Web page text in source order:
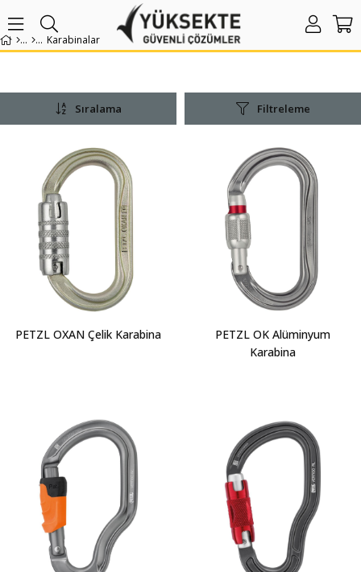
Karabinalar
Filtreleme
Sıralama
PETZL OXAN Çelik Karabina
PETZL OK Alüminyum
Karabina